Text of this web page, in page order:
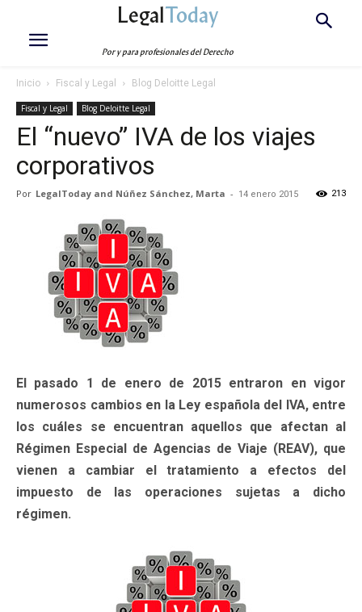
LegalToday
Por y para profesionales del Derecho
Inicio Fiscal y Legal Blog Deloitte Legal
Fiscal y Legal Blog Deloitte Legal
El “nuevo” IVA de los viajes
corporativos
Por LegalToday and Núñez Sánchez, Marta - 14 enero 2015 213
El pasado 1 de enero de 2015 entraron en vigor
numerosos cambios en la Ley española del IVA, entre
los cuáles se encuentran aquellos que afectan al
Régimen Especial de Agencias de Viaje (REAV), que
vienen a cambiar el tratamiento a efectos del
impuesto de las operaciones sujetas a dicho
régimen.